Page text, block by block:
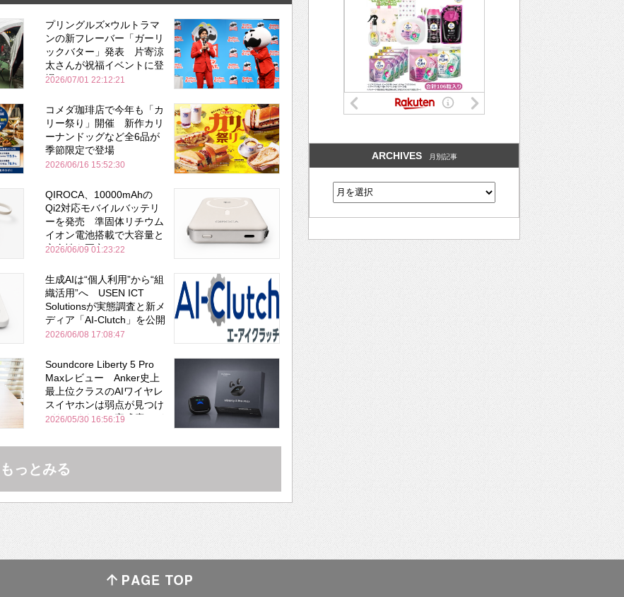
プリングルズ×ウルトラマ
ンの新フレーバー「ガーリ
ックバター」発表 片寄涼
太さんが祝福イベントに登
場
2026/07/01 22:12:21
コメダ珈琲店で今年も「カ
リー祭り」開催 新作カリ
ーナンドッグなど全6品が
季節限定で登場
2026/06/16 15:52:30
QIROCA、10000mAhの
Qi2対応モバイルバッテリ
ーを発売 準固体リチウム
イオン電池搭載で大容量と
安全性を両立
2026/06/09 01:23:22
生成AIは“個人利用”から“組
織活用”へ USEN ICT
Solutionsが実態調査と新メ
ディア「AI-Clutch」を公開
2026/06/08 17:08:47
Soundcore Liberty 5 Pro
Maxレビュー Anker史上
最上位クラスのAIワイヤレ
スイヤホンは弱点が見つけ
づらいくらいの完成度にび
Bose並み
2026/05/30 16:56:19
もっとみる
ARCHIVES 月別記事